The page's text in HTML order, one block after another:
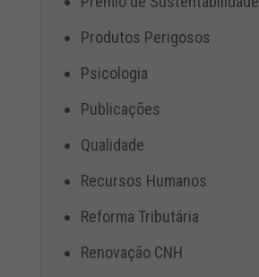
Produtos Perigosos
Psicologia
Publicações
Qualidade
Recursos Humanos
Reforma Tributária
Renovação CNH